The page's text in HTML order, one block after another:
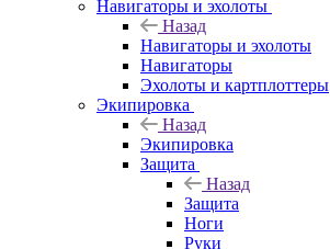
Навигаторы и эхолоты
Назад
Навигаторы и эхолоты
Навигаторы
Эхолоты и картплоттеры
Экипировка
Назад
Экипировка
Защита
Назад
Защита
Ноги
Руки